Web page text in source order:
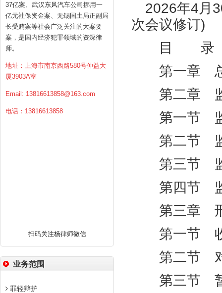
37亿案、武汉东风汽车公司挪用一
亿元社保资金案、无锡国土局正副局
长受贿案等社会广泛关注的大案要
案，是国内经济犯罪领域的资深律
师。
地址：上海市南京西路580号仲益大
厦3903A室
Email: 13816613858@163.com
电话：13816613858
扫码关注杨律师微信
业务范围
罪轻辩护
2026年4月
次会议修订)
目 录
第一章
第二章
第一节 监
第二节 监
第三节 监
第四节 监
第三章 刑
第一节
第二节 对
第三节 暂